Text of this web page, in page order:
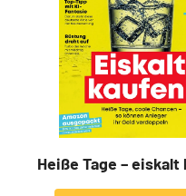
Heiße Tage –